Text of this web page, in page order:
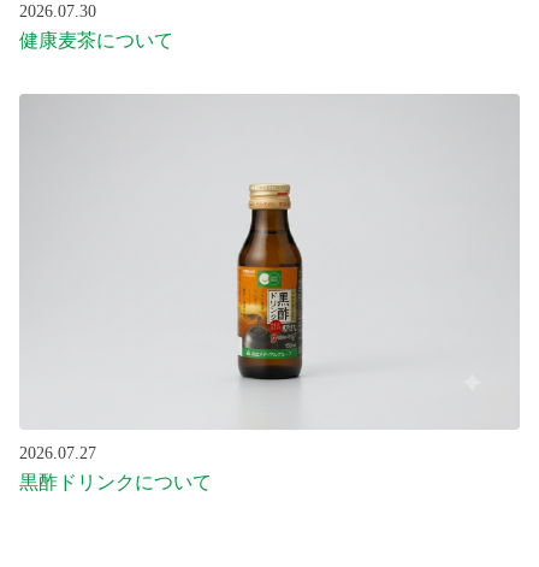
2026.07.30
健康麦茶について
2026.07.27
黒酢ドリンクについて